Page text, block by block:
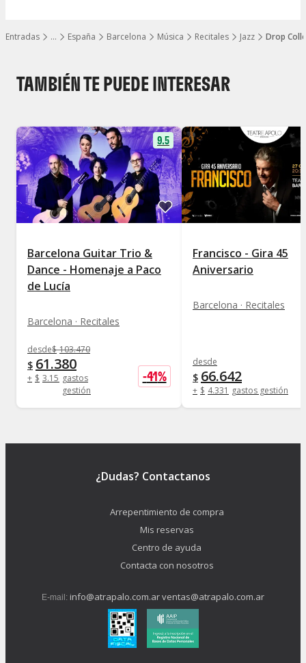
…
Mostrar todos los niveles
Entradas España Barcelona Música Recitales Jazz Drop
TAMBIÉN TE PUEDE INTERESAR
9.5
Barcelona Guitar Trio &
Dance - Homenaje a Paco
de Lucía
Barcelona · Recitales
desde$ 103.470
$ 61.380
+ $ 3.156 gastos
gestión
-41%
Francisco - Gira 45
Aniversario
Barcelona · Recitales
desde
$ 66.642
+ $ 4.331 gastos gestión
¿Dudas? Contactanos
Arrepentimiento de compra
Mis reservas
Centro de ayuda
Contacta con nosotros
E-mail: info@atrapalo.com.arventas@atrapalo.com.ar